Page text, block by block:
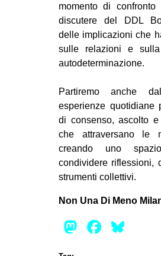
SPAZI
SPORT
DIRITTO
GENERI
MIGRAZIONI
PRECARIATO
momento di confronto
discutere del DDL
delle implicazioni che
sulle relazioni e
autodeterminazione.
Partiremo anche
esperienze quotidiane
di consenso, ascolto e
che attraversano le
creando uno
condividere riflessioni,
strumenti collettivi.
Non Una Di Meno
Mastodon